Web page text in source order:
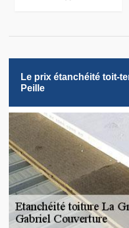
Le prix étanchéité toit-
Peille